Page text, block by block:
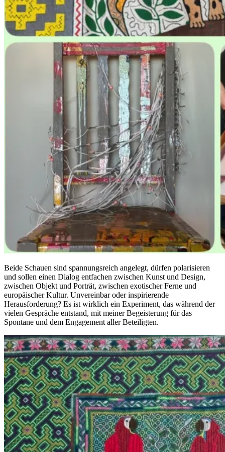
Beide Schauen sind spannungsreich angelegt, dürfen polarisieren
und sollen einen Dialog entfachen zwischen Kunst und Design,
zwischen Objekt und Porträt, zwischen exotischer Ferne und
europäischer Kultur. Unvereinbar oder inspirierende
Herausforderung? Es ist wirklich ein Experiment, das während der
vielen Gespräche entstand, mit meiner Begeisterung für das
Spontane und dem Engagement aller Beteiligten.